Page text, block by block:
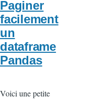
Paginer
facilement
un
dataframe
Pandas
Voici une petite